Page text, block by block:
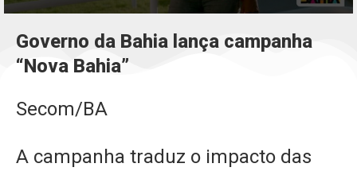
Governo da Bahia lança campanha
“Nova Bahia”
Secom/BA
A campanha traduz o impacto das